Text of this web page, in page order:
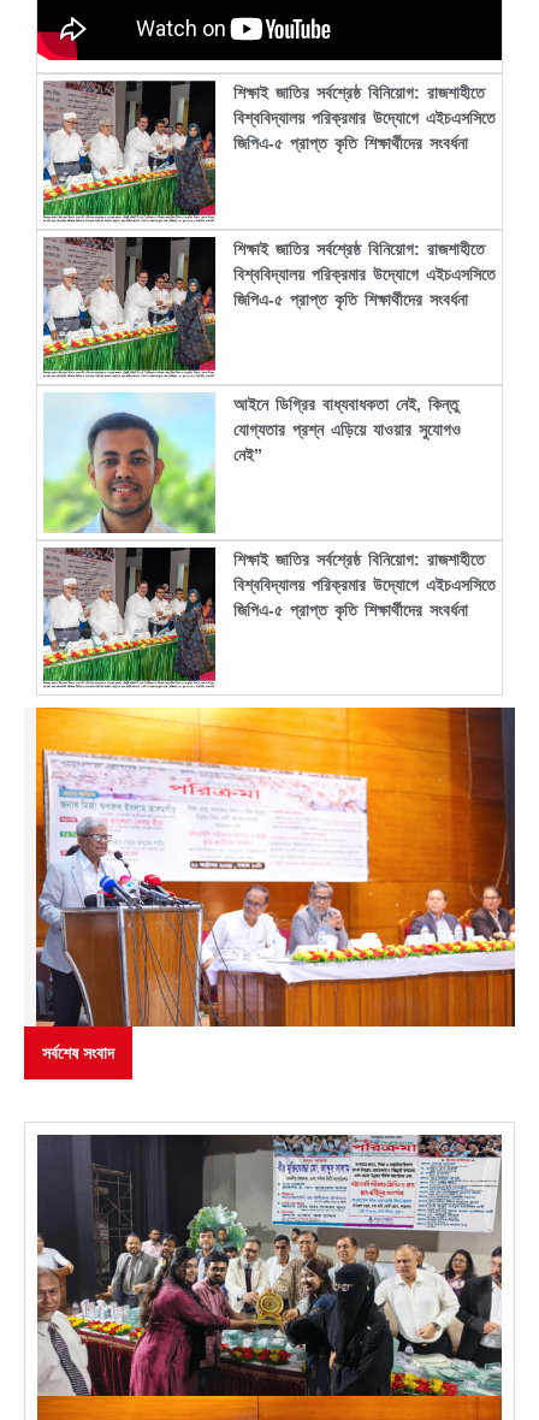
শিক্ষাই জাতির সর্বশ্রেষ্ঠ বিনিয়োগ: রাজশাহীতে
বিশ্ববিদ্যালয় পরিক্রমার উদ্যোগে এইচএসসিতে
জিপিএ-৫ প্রাপ্ত কৃতি শিক্ষার্থীদের সংবর্ধনা
শিক্ষাই জাতির সর্বশ্রেষ্ঠ বিনিয়োগ: রাজশাহীতে
বিশ্ববিদ্যালয় পরিক্রমার উদ্যোগে এইচএসসিতে
জিপিএ-৫ প্রাপ্ত কৃতি শিক্ষার্থীদের সংবর্ধনা
আইনে ডিগ্রির বাধ্যবাধকতা নেই, কিন্তু
যোগ্যতার প্রশ্ন এড়িয়ে যাওয়ার সুযোগও
নেই”
শিক্ষাই জাতির সর্বশ্রেষ্ঠ বিনিয়োগ: রাজশাহীতে
বিশ্ববিদ্যালয় পরিক্রমার উদ্যোগে এইচএসসিতে
জিপিএ-৫ প্রাপ্ত কৃতি শিক্ষার্থীদের সংবর্ধনা
সর্বশেষ সংবাদ